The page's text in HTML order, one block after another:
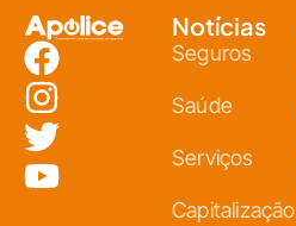
Notícias
Seguros
Saúde
Serviços
Capitalização